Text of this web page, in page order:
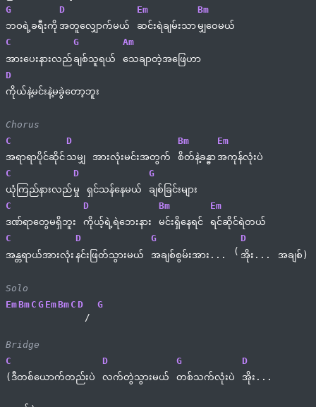
G
ဘဝရဲ့ခရီးကို
D
အတူလျှောက်မယ်
Em
ဆင်းရဲချမ်းသာ
Bm
မျှဝေမယ်
C
အားပေးနားလည်
G
ချစ်သူရယ်
Am
သေချာတဲ့အဖြေဟာ
D
ကိုယ်နဲ့မင်းနဲ့မခွဲတော့ဘူး
Chorus
C
အရာရာပိုင်ဆိုင်
D
သမျှ
အားလုံးမင်းအတွက်
Bm
စိတ်နဲ့ခန္ဓာ
Em
အကုန်လုံးပဲ
C
ယုံကြည်နားလည်
D
မှု
ရှင်သန်နေမယ်
G
ချစ်ခြင်းများ
C
ဒဏ်ရာတွေမရှိဘူး
D
ကိုယ့်ရဲ့ရဲဘေးနား
Bm
မင်းရှိနေရင်
Em
ရင်ဆိုင်ရဲတယ်
C
အန္တရာယ်အားလုံး
D
နင်းဖြတ်သွားမယ်
G
အချစ်စွမ်းအား...
(
D
အိုး...
အချစ်)
Solo
EmBm C G EmBm C D
/
G
Bridge
C
(ဒီတစ်ယောက်တည်းပဲ
D
လက်တွဲသွားမယ်
G
တစ်သက်လုံးပဲ
D
အိုး...